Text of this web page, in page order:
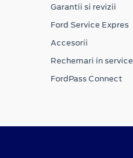
Garantii si revizii
Ford Service Expres
Accesorii
Rechemari in service
FordPass Connect